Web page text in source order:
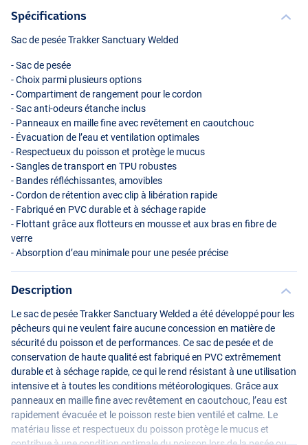
Spécifications
Sac de pesée Trakker Sanctuary Welded
- Sac de pesée
- Choix parmi plusieurs options
- Compartiment de rangement pour le cordon
- Sac anti-odeurs étanche inclus
- Panneaux en maille fine avec revêtement en caoutchouc
- Évacuation de l’eau et ventilation optimales
- Respectueux du poisson et protège le mucus
- Sangles de transport en TPU robustes
- Bandes réfléchissantes, amovibles
- Cordon de rétention avec clip à libération rapide
- Fabriqué en PVCdurable et à séchage rapide
- Flottant grâce aux flotteurs en mousse et aux bras en fibre de
verre
- Absorption d’eau minimale pour une pesée précise
Description
Le sac de pesée Trakker Sanctuary Welded a été développé pour les
pêcheurs qui ne veulent faire aucune concession en matière de
sécurité du poisson et de performances. Ce sac de pesée et de
conservation de haute qualité est fabriqué en PVCextrêmement
durable et à séchage rapide, ce qui le rend résistant à une utilisation
intensive et à toutes les conditions météorologiques. Grâce aux
panneaux en maille fine avec revêtement en caoutchouc, l’eau est
rapidement évacuée et le poisson reste bien ventilé et calme. Le
matériau lisse et respectueux du poisson protège le mucus et